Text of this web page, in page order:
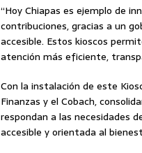
“Hoy Chiapas es ejemplo de
contribuciones, gracias a un
accesible. Estos kioscos
atención más eficiente,
Con la instalación de este
Finanzas y el Cobach,
respondan a las necesidades
accesible y orientada al